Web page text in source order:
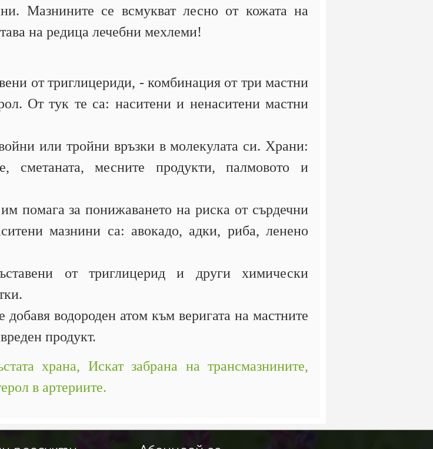
Мазнините се всмукват лесно от кожата на
на редица лечебни мехлеми!
от триглицериди, - комбинация от три мастни
От тук те са: наситени и ненаситени мастни
или тройни връзки в молекулата си. Храни:
сметаната, месните продукти, палмовото и
помага за понижаването на риска от сърдечни
мазнини са: авокадо, адки, риба, ленено
от триглицерид и други химически
водороден атом към веригата на мастните
продукт.
храна,
Искат забрана на трансмазнините,
в артериите.